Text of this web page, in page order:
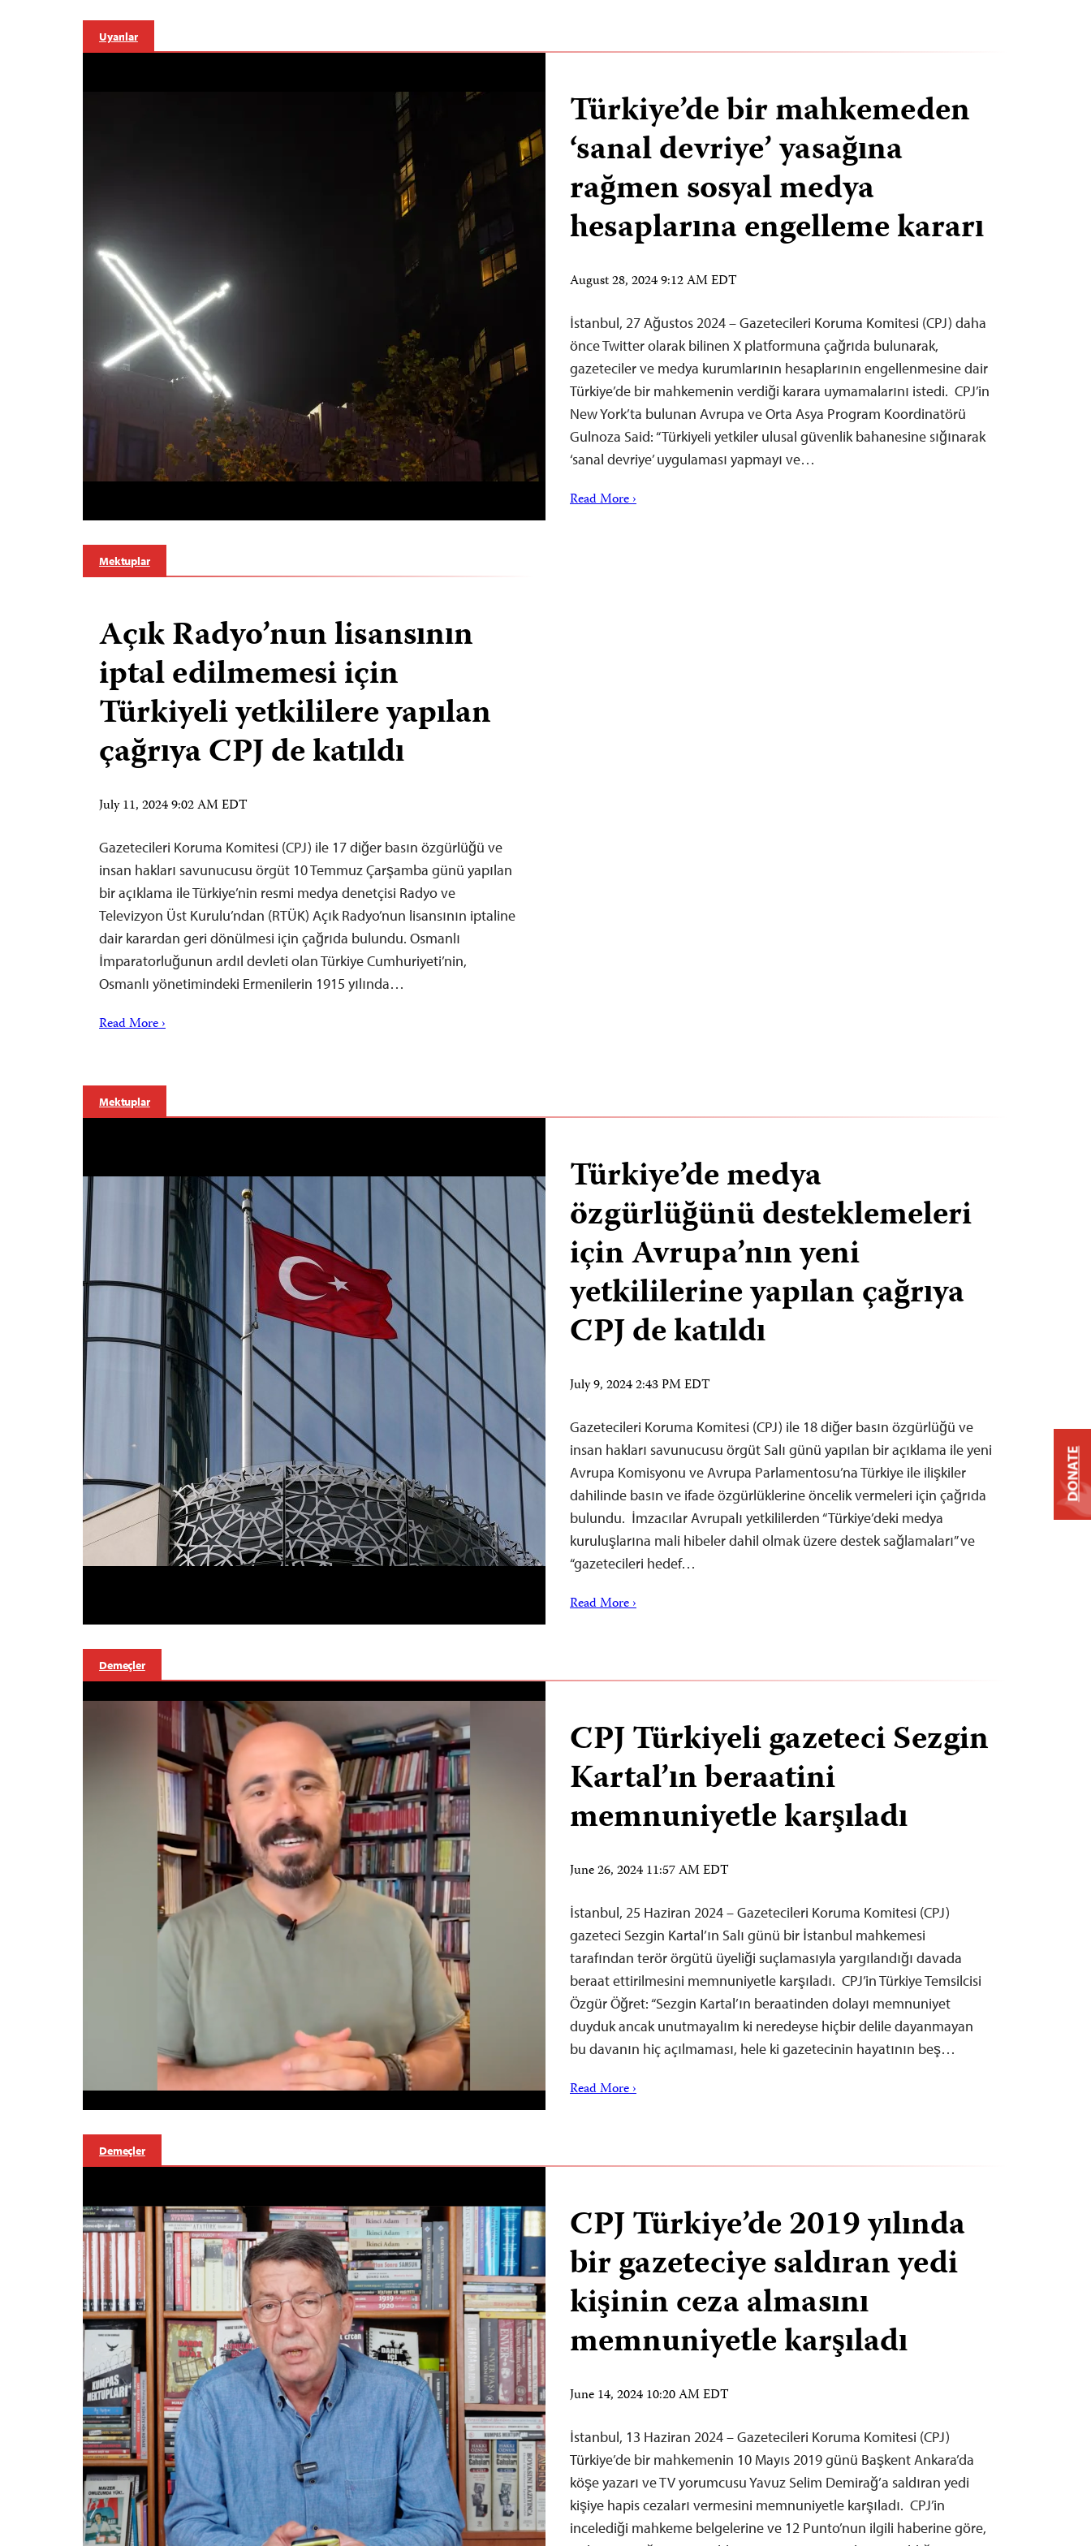
Uyarılar
Türkiye’de bir mahkemeden
‘sanal devriye’ yasağına
rağmen sosyal medya
hesaplarına engelleme kararı
August 28, 2024 9:12 AM EDT
İstanbul, 27 Ağustos 2024 – Gazetecileri Koruma Komitesi (CPJ) daha
önce Twitter olarak bilinen X platformuna çağrıda bulunarak,
gazeteciler ve medya kurumlarının hesaplarının engellenmesine dair
Türkiye’de bir mahkemenin verdiği karara uymamalarını istedi. CPJ’in
New York’ta bulunan Avrupa ve Orta Asya Program Koordinatörü
Gulnoza Said: “Türkiyeli yetkiler ulusal güvenlik bahanesine sığınarak
‘sanal devriye’ uygulaması yapmayı ve…
Read More ›
Mektuplar
Açık Radyo’nun lisansının
iptal edilmemesi için
Türkiyeli yetkililere yapılan
çağrıya CPJ de katıldı
July 11, 2024 9:02 AM EDT
Gazetecileri Koruma Komitesi (CPJ) ile 17 diğer basın özgürlüğü ve
insan hakları savunucusu örgüt 10 Temmuz Çarşamba günü yapılan
bir açıklama ile Türkiye’nin resmi medya denetçisi Radyo ve
Televizyon Üst Kurulu’ndan (RTÜK) Açık Radyo’nun lisansının iptaline
dair karardan geri dönülmesi için çağrıda bulundu. Osmanlı
İmparatorluğunun ardıl devleti olan Türkiye Cumhuriyeti’nin,
Osmanlı yönetimindeki Ermenilerin 1915 yılında…
Read More ›
Mektuplar
Türkiye’de medya
özgürlüğünü desteklemeleri
için Avrupa’nın yeni
yetkililerine yapılan çağrıya
CPJ de katıldı
July 9, 2024 2:43 PM EDT
Gazetecileri Koruma Komitesi (CPJ) ile 18 diğer basın özgürlüğü ve
insan hakları savunucusu örgüt Salı günü yapılan bir açıklama ile yeni
Avrupa Komisyonu ve Avrupa Parlamentosu’na Türkiye ile ilişkiler
dahilinde basın ve ifade özgürlüklerine öncelik vermeleri için çağrıda
bulundu. İmzacılar Avrupalı yetkililerden “Türkiye’deki medya
kuruluşlarına mali hibeler dahil olmak üzere destek sağlamaları” ve
“gazetecileri hedef…
Read More ›
Demeçler
CPJ Türkiyeli gazeteci Sezgin
Kartal’ın beraatini
memnuniyetle karşıladı
June 26, 2024 11:57 AM EDT
İstanbul, 25 Haziran 2024 – Gazetecileri Koruma Komitesi (CPJ)
gazeteci Sezgin Kartal’ın Salı günü bir İstanbul mahkemesi
tarafından terör örgütü üyeliği suçlamasıyla yargılandığı davada
beraat ettirilmesini memnuniyetle karşıladı. CPJ’in Türkiye Temsilcisi
Özgür Öğret: “Sezgin Kartal’ın beraatinden dolayı memnuniyet
duyduk ancak unutmayalım ki neredeyse hiçbir delile dayanmayan
bu davanın hiç açılmaması, hele ki gazetecinin hayatının beş…
Read More ›
Demeçler
CPJ Türkiye’de 2019 yılında
bir gazeteciye saldıran yedi
kişinin ceza almasını
memnuniyetle karşıladı
June 14, 2024 10:20 AM EDT
İstanbul, 13 Haziran 2024 – Gazetecileri Koruma Komitesi (CPJ)
Türkiye’de bir mahkemenin 10 Mayıs 2019 günü Başkent Ankara’da
köşe yazarı ve TV yorumcusu Yavuz Selim Demirağ’a saldıran yedi
kişiye hapis cezaları vermesini memnuniyetle karşıladı. CPJ’in
incelediği mahkeme belgelerine ve 12 Punto’nun ilgili haberine göre,
DONATE